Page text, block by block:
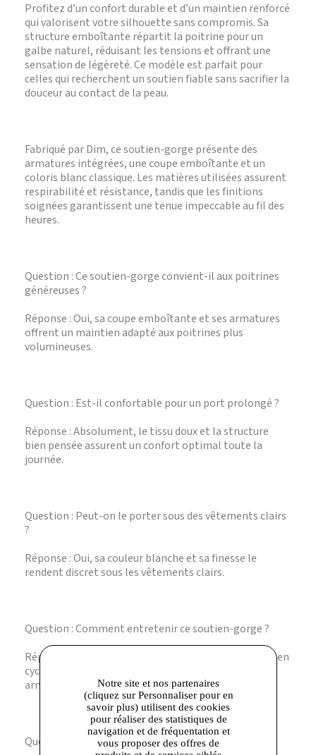
Profitez d’un confort durable et d’un maintien renforcé
qui valorisent votre silhouette sans compromis. Sa
structure emboîtante répartit la poitrine pour un
galbe naturel, réduisant les tensions et offrant une
sensation de légèreté. Ce modèle est parfait pour
celles qui recherchent un soutien fiable sans sacrifier la
douceur au contact de la peau.
Fabriqué par Dim, ce soutien-gorge présente des
armatures intégrées, une coupe emboîtante et un
coloris blanc classique. Les matières utilisées assurent
respirabilité et résistance, tandis que les finitions
soignées garantissent une tenue impeccable au fil des
heures.
Question : Ce soutien-gorge convient-il aux poitrines
généreuses ?
Réponse : Oui, sa coupe emboîtante et ses armatures
offrent un maintien adapté aux poitrines plus
volumineuses.
Question : Est-il confortable pour un port prolongé ?
Réponse : Absolument, le tissu doux et la structure
bien pensée assurent un confort optimal toute la
journée.
Question : Peut-on le porter sous des vêtements clairs
?
Réponse : Oui, sa couleur blanche et sa finesse le
rendent discret sous les vêtements clairs.
Question : Comment entretenir ce soutien-gorge ?
Réponse : Il est recommandé de le laver à la main ou en
cycle délicat pour préserver la forme et la qualité des
armatures.
Question : Est-il disponible en plusieurs tailles ?
Notre site et nos partenaires
(cliquez sur Personnaliser pour en
savoir plus) utilisent des cookies
pour réaliser des statistiques de
navigation et de fréquentation et
vous proposer des offres de